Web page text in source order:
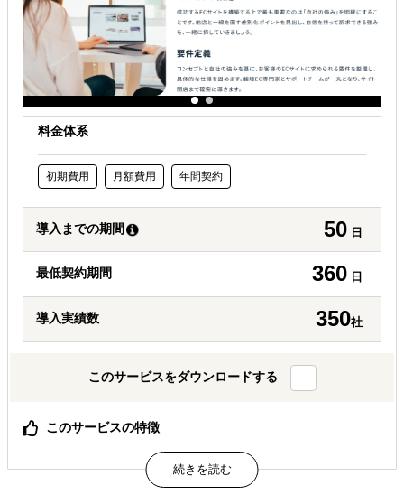
料金体系
初期費用 月額費用 年間契約
導入までの期間 50 日
最低契約期間 360 日
導入実績数 350社
このサービスをダウンロードする
このサービスの特徴
国内EC・越境ECの現状、GMOグローバルECの実績と強
み、ECサイト構築・海外モール出店、伴走サポートなど越
境ECサービスについてご紹介しています。